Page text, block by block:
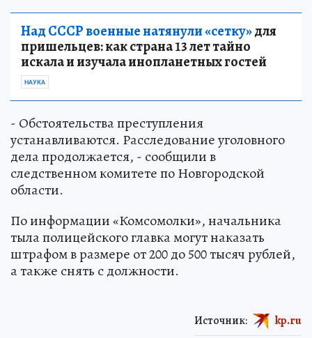
Над СССР военные натянули «сетку»для
пришельцев: как страна 13 лет тайно
искала и изучала инопланетных гостей
НАУКА
- Обстоятельства преступления
устанавливаются. Расследование уголовного
дела продолжается, - сообщили в
следственном комитете по Новгородской
области.
По информации «Комсомолки», начальника
тыла полицейского главка могут наказать
штрафом в размере от 200 до 500 тысяч рублей,
а также снять с должности.
Источник: kp.ru